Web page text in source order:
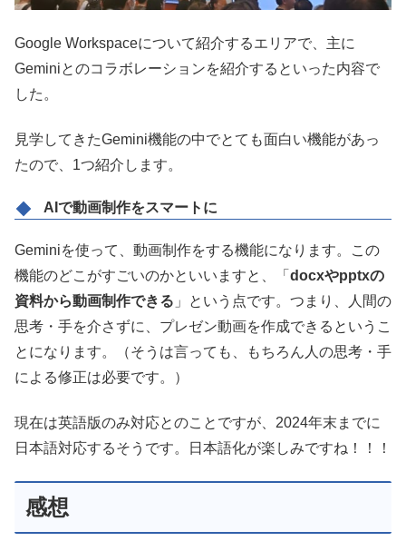
Google Workspaceについて紹介するエリアで、主に
Geminiとのコラボレーションを紹介するといった内容で
した。
見学してきたGemini機能の中でとても面白い機能があっ
たので、1つ紹介します。
AIで動画制作をスマートに
Geminiを使って、動画制作をする機能になります。この
機能のどこがすごいのかといいますと、「 docxやpptxの
資料から動画制作できる 」という点です。つまり、人間の
思考・手を介さずに、プレゼン動画を作成できるというこ
とになります。（そうは言っても、もちろん人の思考・手
による修正は必要です。）
現在は英語版のみ対応とのことですが、2024年末までに
日本語対応するそうです。日本語化が楽しみですね！！！
感想